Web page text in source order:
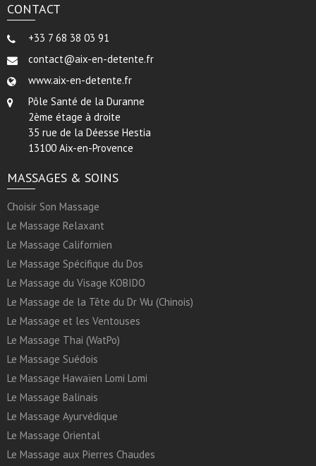
CONTACT
+33 7 68 38 03 91
contact@aix-en-detente.fr
www.aix-en-detente.fr
Pôle Santé de la Duranne
2ème étage à droite
35 rue de la Déesse Hestia
13100 Aix-en-Provence
MASSAGES & SOINS
Choisir Son Massage
Le Massage Relaxant
Le Massage Californien
Le Massage Spécifique du Dos
Le Massage du Visage KOBIDO
Le Massage de la Tête du Dr Wu (Chinois)
Le Massage et les Ventouses
Le Massage Thai (WatPo)
Le Massage Suédois
Le Massage Hawaïen Lomi Lomi
Le Massage Balinais
Le Massage Ayurvédique
Le Massage Oriental
Le Massage aux Pierres Chaudes